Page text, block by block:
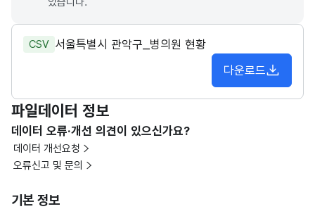
CSV 서울특별시 관악구_병의원 현황
다운로드
파일데이터 정보
데이터 오류·개선 의견이 있으신가요?
데이터 개선요청
오류신고 및 문의
기본 정보